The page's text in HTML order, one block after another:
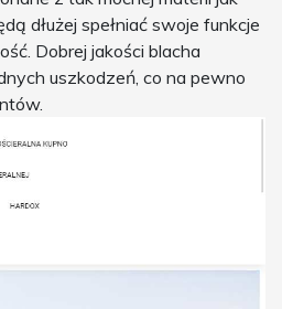
dłużej spełniać swoje funkcje
Dobrej jakości blacha
uszkodzeń, co na pewno